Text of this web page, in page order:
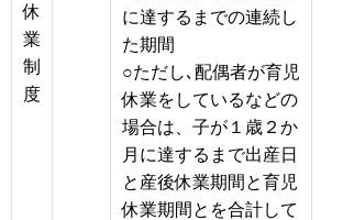
休
業
制
度
に達するまでの連続し
た期間
○ただし､配偶者が育児
休業をしているなどの
場合は、子が１歳２か
月に達するまで出産日
と産後休業期間と育児
休業期間とを合計して